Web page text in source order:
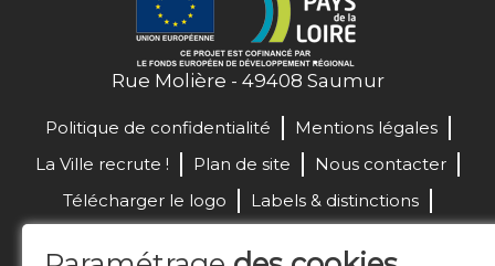
Rue Molière - 49408 Saumur
Politique de confidentialité
Mentions légales
La Ville recrute !
Plan de site
Nous contacter
Télécharger le logo
Labels & distinctions